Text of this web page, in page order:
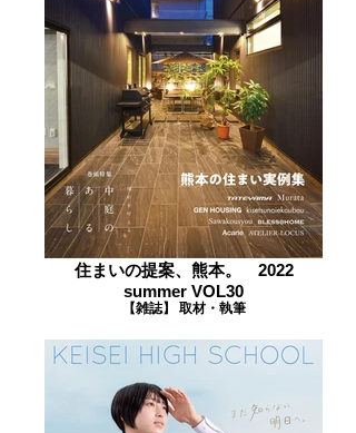
住まいの提案、熊本。 2022
summer VOL30
【雑誌】 取材・執筆